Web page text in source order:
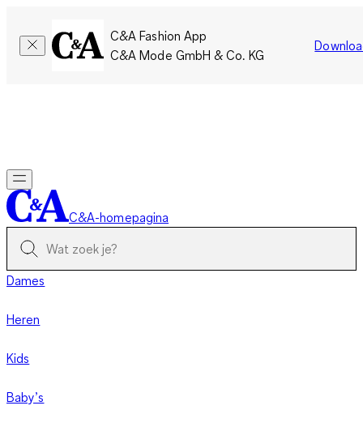
C&A Fashion App
C&A Mode GmbH & Co. KG
C&A-homepagina
Dames
Heren
Kids
Baby’s